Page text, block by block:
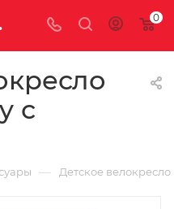
скидкой 0
с
— Детское велокресло